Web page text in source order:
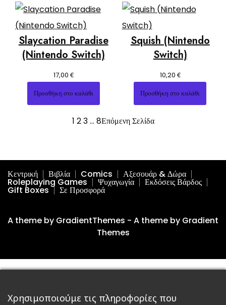
Slaycation Paradise
(Nintendo Switch)
17,00 €
Προσθήκη στο καλάθι
Squish (Nintendo
Switch)
10,20 €
Προσθήκη στο καλάθι
1 23… 8Επόμενη Σελίδα
Κεντρική Βιβλία Comics Αξεσουάρ & Δώρα
Roleplaying Games Ψυχαγωγία Εκδόσεις Βάρδος
Gift Boxes Σε Προσφορά
A theme by GradientThemes - A theme by Gradient
Themes
Χρησιμοποιούμε τις πληροφορίες που